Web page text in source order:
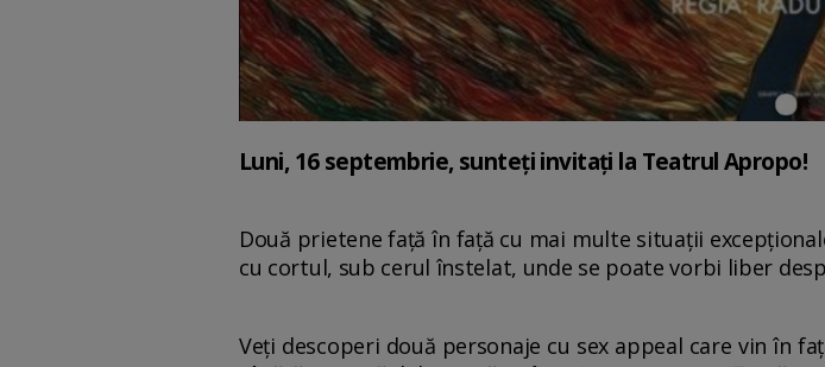
Luni, 16 septembrie, sunteți invitați la Teatrul Apropo!
Două prietene față în față cu mai multe situații
cu cortul, sub cerul înstelat, unde se poate vorbi liber
Veți descoperi două personaje cu sex appeal care vin în